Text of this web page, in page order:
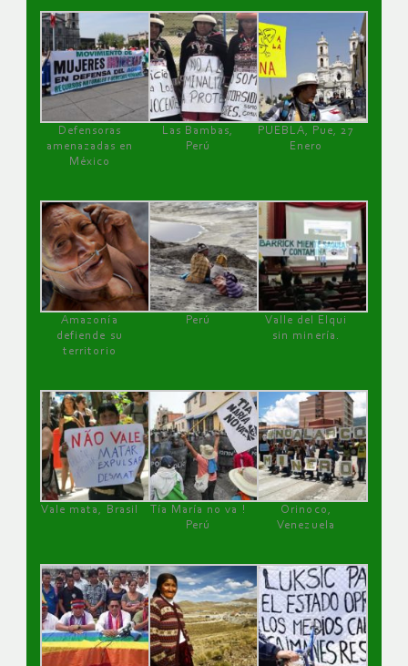
Defensoras
amenazadas en
México
Las Bambas,
Perú
PUEBLA, Pue, 27
Enero
Amazonía
defiende su
territorio
Perú
Valle del Elqui
sin minería.
Vale mata, Brasil
Tía María no va !
Perú
Orinoco,
Venezuela